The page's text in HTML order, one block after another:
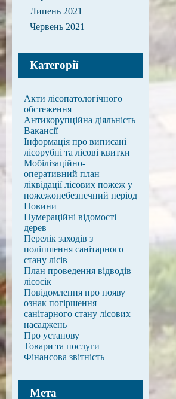
Липень 2021
Червень 2021
Категорії
Акти лісопатологічного
обстеження
Антикорупційна діяльність
Вакансії
Інформація про виписані
лісорубні та лісові квитки
Мобілізаційно-
оперативний план
ліквідації лісових пожеж у
пожежонебезпечний період
Новини
Нумераційні відомості
дерев
Перелік заходів з
поліпшення санітарного
стану лісів
План проведення відводів
лісосік
Повідомлення про появу
ознак погіршення
санітарного стану лісових
насаджень
Про установу
Товари та послуги
Фінансова звітність
Мета